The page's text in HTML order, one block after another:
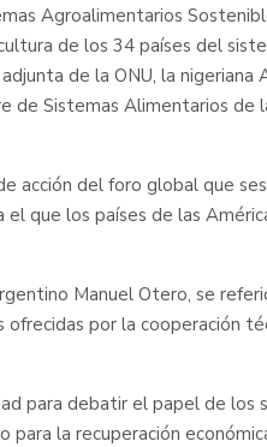
Agroalimentarios
de los 34 países del
de la ONU, la nigeriana
de Sistemas Alimentarios de
acción del foro global que
que los países de las
Manuel Otero, se
por la cooperación
para debatir el papel de los
la recuperación